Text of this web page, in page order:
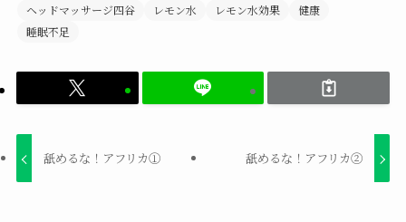
ヘッドマッサージ四谷
レモン水 レモン水効果
健康
睡眠不足
舐めるな！アフリカ① 舐めるな！アフリカ②